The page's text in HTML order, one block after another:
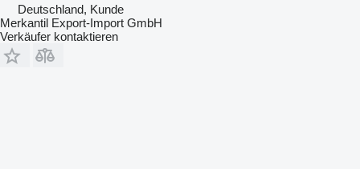
Deutschland, Kunde
Merkantil Export-Import GmbH
Verkäufer kontaktieren